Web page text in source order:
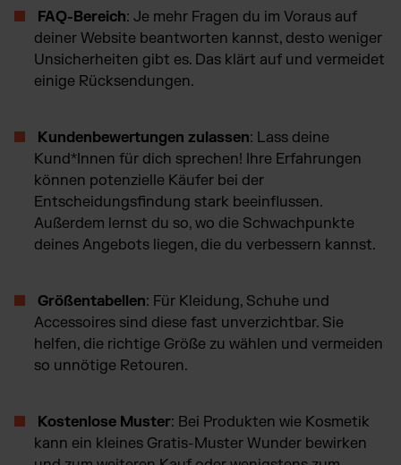
FAQ-Bereich: Je mehr Fragen du im Voraus auf
deiner Website beantworten kannst, desto weniger
Unsicherheiten gibt es. Das klärt auf und vermeidet
einige Rücksendungen.
Kundenbewertungen zulassen: Lass deine
Kund*Innen für dich sprechen! Ihre Erfahrungen
können potenzielle Käufer bei der
Entscheidungsfindung stark beeinflussen.
Außerdem lernst du so, wo die Schwachpunkte
deines Angebots liegen, die du verbessern kannst.
Größentabellen: Für Kleidung, Schuhe und
Accessoires sind diese fast unverzichtbar. Sie
helfen, die richtige Größe zu wählen und vermeiden
so unnötige Retouren.
Kostenlose Muster: Bei Produkten wie Kosmetik
kann ein kleines Gratis-Muster Wunder bewirken